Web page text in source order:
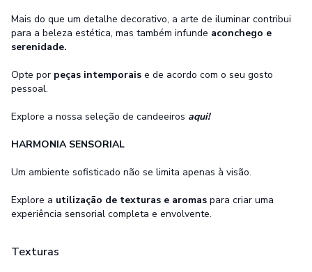
Mais do que um detalhe decorativo, a arte de iluminar contribui
para a beleza estética, mas também infunde aconchego e
serenidade.
Opte por peças intemporais e de acordo com o seu gosto
pessoal.
Explore a nossa seleção de candeeiros aqui!
HARMONIA SENSORIAL
Um ambiente sofisticado não se limita apenas à visão.
Explore a utilização de texturas e aromas para criar uma
experiência sensorial completa e envolvente.
Texturas